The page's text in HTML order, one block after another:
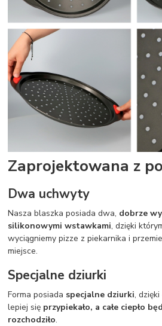
Zaprojektowana z
Dwa uchwyty
Nasza blaszka posiada dwa, dobrze
silikonowymi wstawkami, dzięki
wyciągniemy pizze z piekarnika i
miejsce.
Specjalne dziurki
Forma posiada specjalne dziurki,
lepiej się przypiekało, a całe ciepło
rozchodziło.